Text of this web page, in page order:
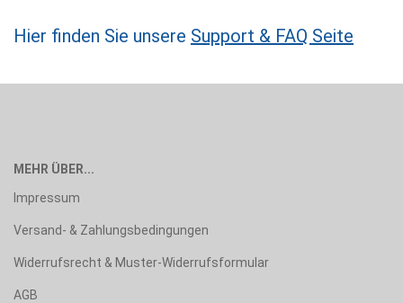
Hier finden Sie unsere Support & FAQ Seite
MEHR ÜBER...
Impressum
Versand- & Zahlungsbedingungen
Widerrufsrecht & Muster-Widerrufsformular
AGB